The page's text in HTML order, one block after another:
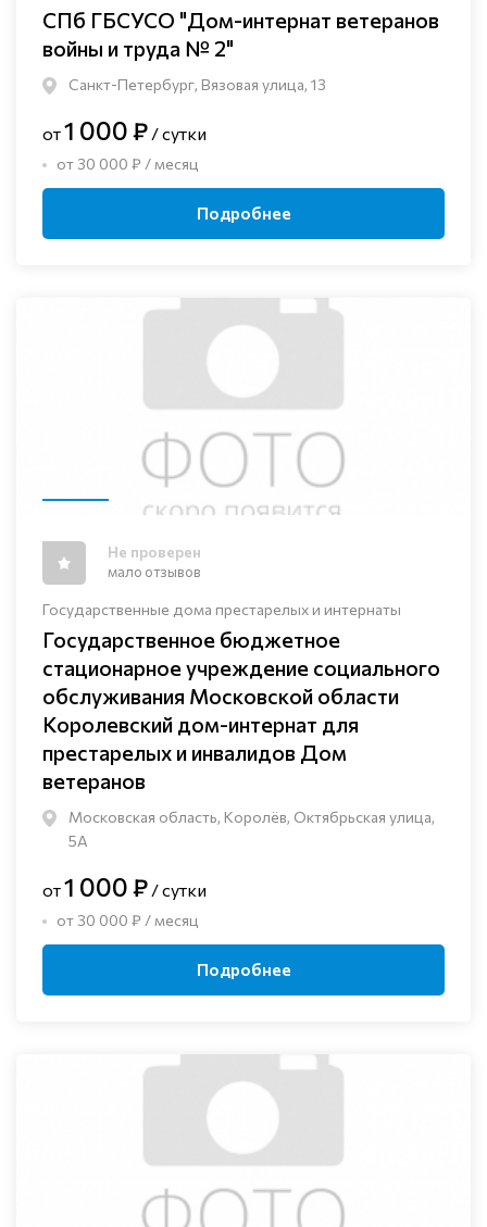
СПб ГБСУСО "Дом-интернат ветеранов
войны и труда № 2"
Санкт-Петербург, Вязовая улица, 13
от1 000 ₽ / сутки
от 30 000 ₽ / месяц
Подробнее
Государственные дома престарелых и интернаты
Государственное бюджетное
стационарное учреждение социального
обслуживания Московской области
Королевский дом-интернат для
престарелых и инвалидов Дом
ветеранов
Московская область, Королёв, Октябрьская улица,
5А
Не проверен
мало отзывов
от1 000 ₽ / сутки
от 30 000 ₽ / месяц
Подробнее